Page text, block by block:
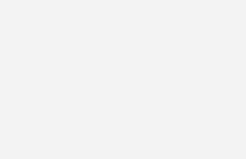
zwei
wird im Heizkessel oder mittels
den Vorlauf zum Heizkörper gebracht